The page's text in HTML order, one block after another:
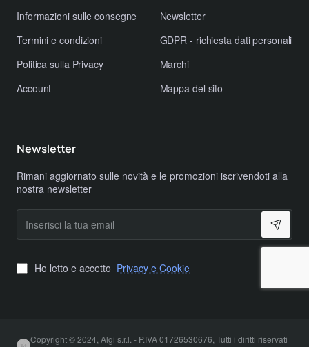
Informazioni sulle consegne
Termini e condizioni
Politica sulla Privacy
Account
Newsletter
GDPR - richiesta dati personali
Marchi
Mappa del sito
Newsletter
Rimani aggiornato sulle novità e le promozioni iscrivendoti alla
nostra newsletter
tua
Ho letto e accetto Privacy e Cookie
Copyright © 2024, Algi s.r.l. - P.IVA 01726530676, Tutti i diritti riservati